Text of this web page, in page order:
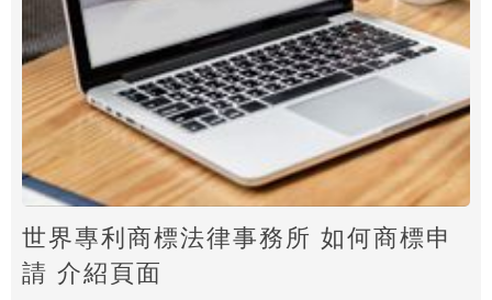
世界專利商標法律事務所 如何商標申
請 介紹頁面